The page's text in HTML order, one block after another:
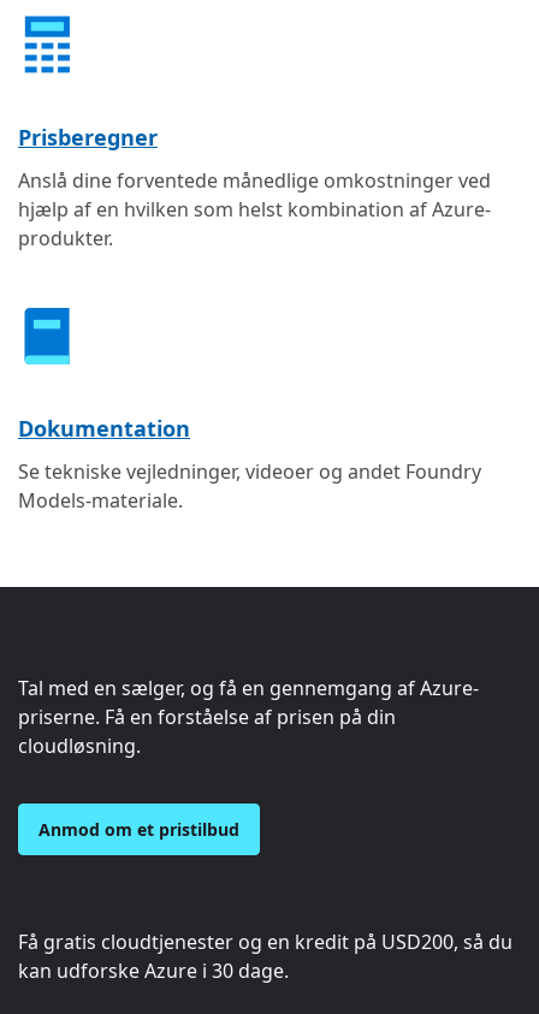
Prisberegner
Anslå dine forventede månedlige omkostninger ved
hjælp af en hvilken som helst kombination af Azure-
produkter.
Dokumentation
Se tekniske vejledninger, videoer og andet Foundry
Models-materiale.
Tal med en sælger, og få en gennemgang af Azure-
priserne. Få en forståelse af prisen på din
cloudløsning.
Anmod om et pristilbud
Få gratis cloudtjenester og en kredit på USD200, så du
kan udforske Azure i 30 dage.